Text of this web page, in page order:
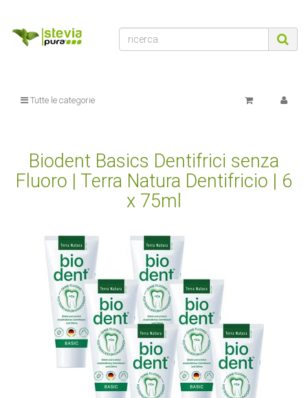
Tutte le categorie
Biodent Basics Dentifrici senza
Fluoro | Terra Natura Dentifricio | 6
x 75ml